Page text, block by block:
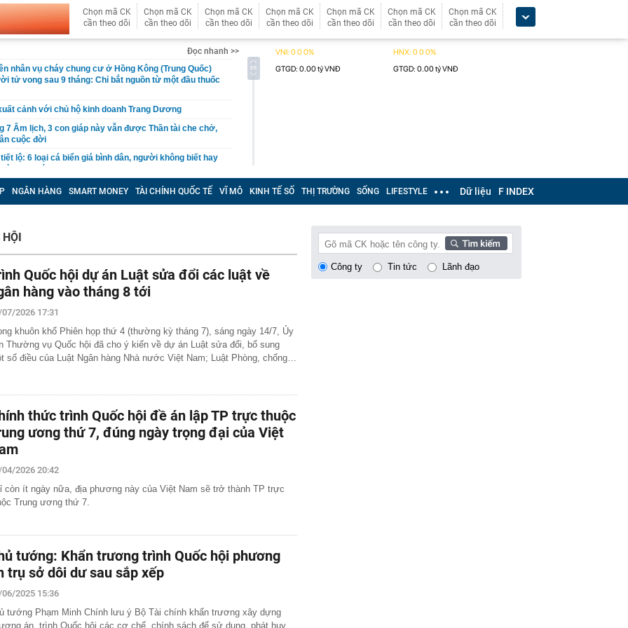
Chọn mã CK
cần theo dõi
Chọn mã CK
cần theo dõi
Chọn mã CK
cần theo dõi
Chọn mã CK
cần theo dõi
Chọn mã CK
cần theo dõi
Chọn mã CK
cần theo dõi
Chọn mã CK
cần theo dõi
Đọc nhanh >>
nhân vụ cháy chung cư ở Hồng Kông (Trung Quốc)
tử vong sau 9 tháng: Chỉ bắt nguồn từ một đầu thuốc
cảnh với chủ hộ kinh doanh Trang Dương
7 Âm lịch, 3 con giáp này vẫn được Thần tài che chở,
cuộc đời
lộ: 6 loại cá biển giá bình dân, người không biết hay
triển khai loạt ưu đãi tháng 8, giá Omoda C5 từ 459,1
mẹ trồng 19 năm bất ngờ “nằm dài” khắp chậu, đến
trầm trồ.
'cá voi' Strategy: ChatGPT giúp tôi kiếm 15 tỷ USD,
nhiều hơn robot
dùng ChatGPT miễn phí
dịch chuyển khoản 89.760.000 đồng từ tài khoản
tài khoản VietinBank của Lò Thị Ly, công an lập tức
thu là hết nóng, phải đến tiết Xử thử mới thật sự mát
tốc Quảng Ngãi đến Nha Trang thu phí không dừng
nhiều doanh nghiệp Nhà nước báo lãi nghìn tỷ
xe đầu kéo chở nhiều ô tô Lexus bốc cháy trên cao tốc
Mr Pips, Shark Bình đang bị điều tra về 3 tội danh
bán hơn 11 triệu cổ phiếu chưa được phân phối hết
ra ngân hàng gửi tiết kiệm, cụ ông ngỡ ngàng khi tất
leo thang, ngân hàng chịu sức ép kép
hoạch cơ cấu lại vốn Nhà nước tại doanh nghiệp trước
rẻ hơn rất nhiều nhờ khung gầm do hãng mẹ Jaguar
triển?
NGÂN HÀNG SMART MONEY TÀI CHÍNH QUỐC TẾ VĨ MÔ KINH TẾ SỐ THỊ TRƯỜNG SỐNG LIFESTYLE Dữ liệu F INDEX
HỘI
Quốc hội dự án Luật sửa đổi các luật về
hàng vào tháng 8 tới
2026 17:31
khuôn khổ Phiên họp thứ 4 (thường kỳ tháng 7), sáng ngày 14/7, Ủy
Thường vụ Quốc hội đã cho ý kiến về dự án Luật sửa đổi, bổ sung
số điều của Luật Ngân hàng Nhà nước Việt Nam; Luật Phòng, chống…
thức trình Quốc hội đề án lập TP trực thuộc
ương thứ 7, đúng ngày trọng đại của Việt
2026 20:42
còn ít ngày nữa, địa phương này của Việt Nam sẽ trở thành TP trực
Trung ương thứ 7.
tướng: Khẩn trương trình Quốc hội phương
trụ sở dôi dư sau sắp xếp
2025 15:36
tướng Phạm Minh Chính lưu ý Bộ Tài chính khẩn trương xây dựng
án, trình Quốc hội các cơ chế, chính sách để sử dụng, phát huy
Công ty Tin tức Lãnh đạo